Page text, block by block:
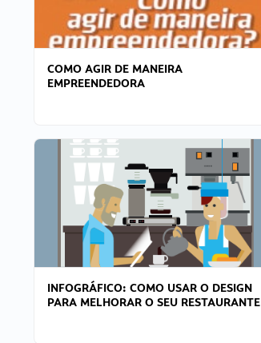
COMO AGIR DE MANEIRA
EMPREENDEDORA
INFOGRÁFICO: COMO USAR O DESIGN
PARA MELHORAR O SEU RESTAURANTE